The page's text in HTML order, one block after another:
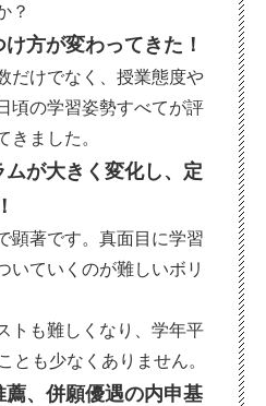
？
方が変わってきた！
だけでなく、授業態度や
頃の学習姿勢すべてが評
きました。
が大きく変化し、定
顕著です。真面目に学習
いていくのが難しいボリ
トも難しくなり、学年平
とも少なくありません。
、併願優遇の内申基